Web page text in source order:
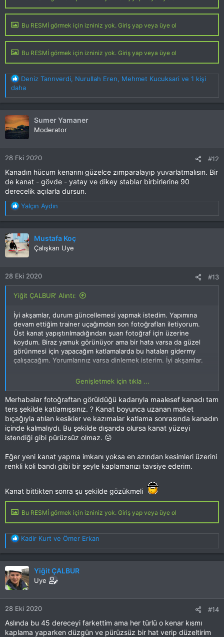
Bu RESMİ görmek için izniniz yok. Giriş yap veya üye ol
Bu RESMİ görmek için izniniz yok. Giriş yap veya üye ol
T
e
p
k
i
l
e
r
:
Deniz Tanrıverdi, Nurullah Eren, Mehmet Kucuksari ve 1 kişi
daha
Sumer Yamaner
Moderator
28 Eki 2020 #12
Kanadın hücum kenarını güzelce zımparalayıp yuvarlatmalısın. Bir
de kanat - gövde - yatay ve dikey stablar birbirlerine 90
derecelik açılarla dursun.
T
e
p
k
i
l
e
r
:
Yalçın Aydın
Mustafa Koç
Çalışkan Uye
28 Eki 2020 #13
Yiğit ÇALBUR' Alıntı:
İyi akşamlar, durum güncellemesi yapmak istedim. Yapımına
devam ettiğim trainer uçağımdan son fotoğrafları iletiyorum.
Üst kanat yapıştırılmadığından şuan fotoğraf için üzerine
koydum. Biraz yamuk görünüyor ama bir hata varsa da güzel
görünmesi için yapacağım katlamalarda bu hataları gidermy
çalışacağım. Yorumlarınız varsa dinlemek isterim. İyi akşamlar.
Bu RESMİ görmek için izniniz yok. Giriş yap veya üye ol
Bu RESMİ görmek için izniniz yok. Giriş yap veya üye ol
Genişletmek için tıkla ...
Merhabalar fotoğraftan görüldüğü kadarıyla maalesef kanadı tam
ters şekilde katlamışsınız. ? Kanat boyunca uzanan maket
bıçağıyla atılan kesikler ve kazımalar katlama sonrasında kanadın
içinde kalmalıydı. Bu şekilde dışarıda olursa kanat yüzeyi
istendiği gibi pürüzsüz olmaz. ☹
Eğer yeni kanat yapma imkanı yoksa en azından kesimleri üzerini
renkli koli bandı gibi bir şeyle kaplamanızı tavsiye ederim.
Kanat bittikten sonra şu şekilde gözükmeli
Bu RESMİ görmek için izniniz yok. Giriş yap veya üye ol
T
e
p
k
i
l
e
r
:
Kadir Kurt ve Ömer Erkan
Yiğit ÇALBUR
Uye
28 Eki 2020 #14
Aslında bu 45 dereceyi farkettim ama her türlü o kenar kısmı
kaplama yaparken düzgün ve pürüzsüz bir hat verip düzeltirim